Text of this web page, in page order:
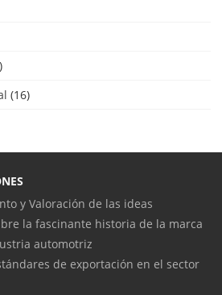
(16)
y Valoración de las ideas
la fascinante historia de la marca
automotriz
de exportación en el sector